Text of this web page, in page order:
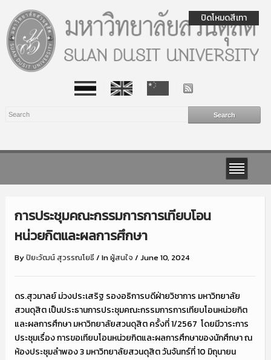
การประชุมคณะกรรมการการเทียบโอน
หน่วยกิตและผลการศึกษา
Byปิยะวัฒน์ สุวรรณโยธี/ Inผู้สนใจ / June 10, 2024
ดร.สุวมาลย์ ม่วงประเสริฐ รองอธิการบดีฝ่ายวิชาการ มหาวิทยาลัย
สวนดุสิต เป็นประธานการประชุมคณะกรรมการการเทียบโอนหน่วยกิต
และผลการศึกษา มหาวิทยาลัยสวนดุสิต ครั้งที่ 1/2567 โดยมีวาระการ
ประชุมเรื่อง การขอเทียบโอนหน่วยกิตและผลการศึกษาของนักศึกษา ณ
ห้องประชุมลำพอง 3 มหาวิทยาลัยสวนดุสิต วันจันทร์ที่ 10 มิถุนายน
ปิดโหมดสีเทา